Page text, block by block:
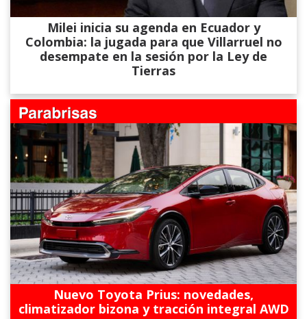
Milei inicia su agenda en Ecuador y
Colombia: la jugada para que Villarruel no
desempate en la sesión por la Ley de
Tierras
Nuevo Toyota Prius: novedades,
climatizador bizona y tracción integral AWD